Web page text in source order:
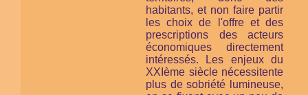
habitants, et non faire partir
les choix de l'offre et des
prescriptions des acteurs
économiques directement
intéressés. Les enjeux du
XXIème siècle nécessitente
plus de sobriété lumineuse,